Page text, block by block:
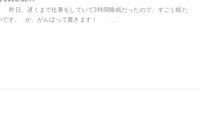
日、遅くまで仕事をしていて3時間睡眠だったので、すごく眠た
です。 が、がんばって書きます！ …